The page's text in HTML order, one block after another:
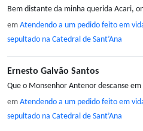
Bem distante da minha querida Acari,
em Atendendo a um pedido feito em
sepultado na Catedral de Sant’Ana
Ernesto Galvão Santos
Que o Monsenhor Antenor descanse
em Atendendo a um pedido feito em
sepultado na Catedral de Sant’Ana